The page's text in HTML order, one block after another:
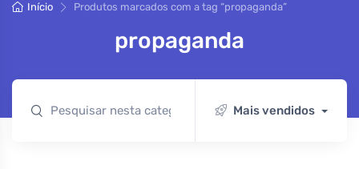
Início Produtos marcados com a tag “propaganda”
propaganda
Mais vendidos